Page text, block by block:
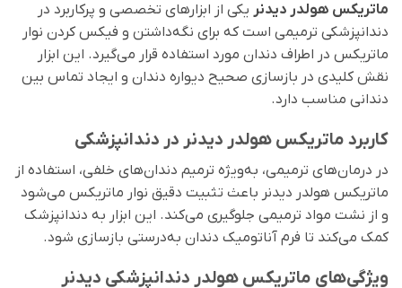
ماتریکس هولدر دیدنر یکی از ابزارهای تخصصی و پرکاربرد در
دندانپزشکی ترمیمی است که برای نگه‌داشتن و فیکس کردن نوار
ماتریکس در اطراف دندان مورد استفاده قرار می‌گیرد. این ابزار
نقش کلیدی در بازسازی صحیح دیواره دندان و ایجاد تماس بین
دندانی مناسب دارد.
کاربرد ماتریکس هولدر دیدنر در دندانپزشکی
در درمان‌های ترمیمی، به‌ویژه ترمیم دندان‌های خلفی، استفاده از
ماتریکس هولدر دیدنر باعث تثبیت دقیق نوار ماتریکس می‌شود
و از نشت مواد ترمیمی جلوگیری می‌کند. این ابزار به دندانپزشک
کمک می‌کند تا فرم آناتومیک دندان به‌درستی بازسازی شود.
ویژگی‌های ماتریکس هولدر دندانپزشکی دیدنر